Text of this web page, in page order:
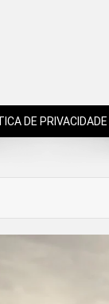
DE PRIVACIDADE